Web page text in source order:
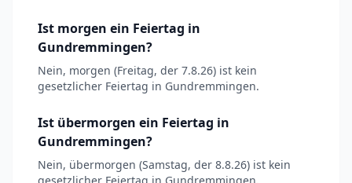
Ist morgen ein Feiertag in
Gundremmingen?
Nein, morgen (Freitag, der 7.8.26) ist kein
gesetzlicher Feiertag in Gundremmingen.
Ist übermorgen ein Feiertag in
Gundremmingen?
Nein, übermorgen (Samstag, der 8.8.26) ist kein